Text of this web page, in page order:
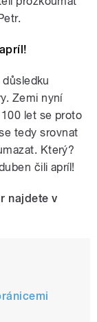
Zemi nyní
let se proto
tedy srovnat
Který?
čili apríl!
najdete v